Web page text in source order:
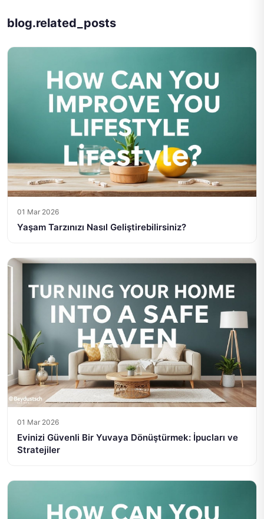
blog.related_posts
01 Mar 2026
Yaşam Tarzınızı Nasıl Geliştirebilirsiniz?
01 Mar 2026
Evinizi Güvenli Bir Yuvaya Dönüştürmek: İpucları ve
Stratejiler